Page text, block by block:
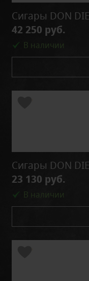
Сигары DON
42 250 руб.
В наличии
Сигары DON
23 130 руб.
В наличии